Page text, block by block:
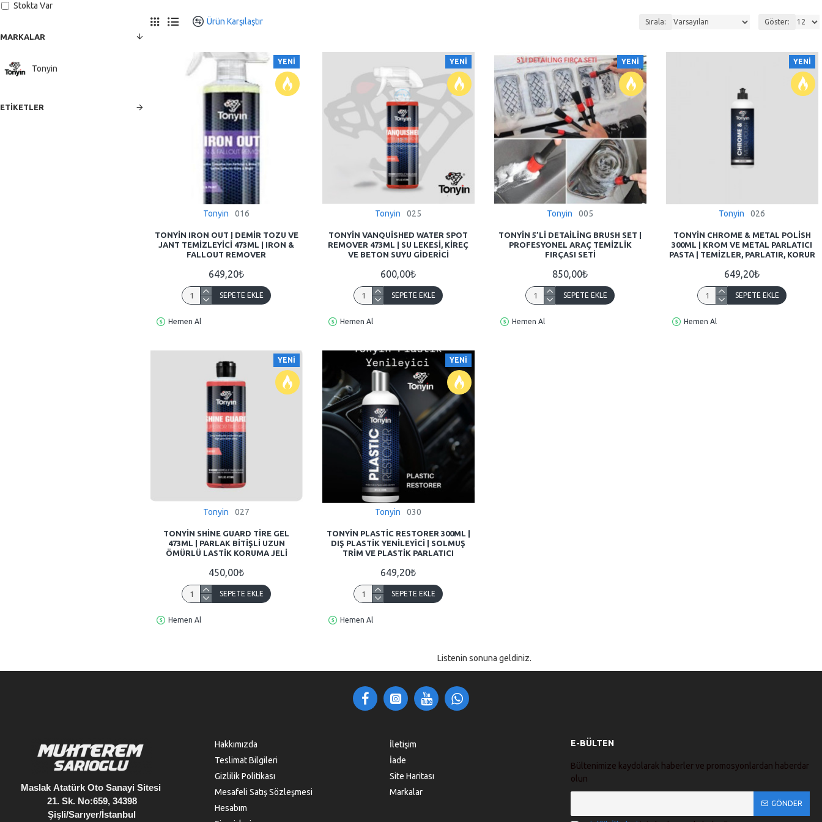
MARKALAR
Tonyin
ETIKETLER
Stokta Var
Ürün Karşılaştır Sırala: Göster:
YENI
Tonyin 016
TONYIN IRON OUT | DEMIR TOZU VE
JANT TEMIZLEYICI 473ML | IRON &
FALLOUT REMOVER
649,20₺
SEPETE EKLE
Hemen Al
YENI
Tonyin 025
TONYIN VANQUISHED WATER SPOT
REMOVER 473ML | SU LEKESI, KIREÇ
VE BETON SUYU GIDERICI
600,00₺
SEPETE EKLE
Hemen Al
YENI
Tonyin 005
TONYIN 5’LI DETAILING BRUSH SET |
PROFESYONEL ARAÇ TEMIZLIK
FIRÇASI SETI
850,00₺
SEPETE EKLE
Hemen Al
YENI
Tonyin 026
TONYIN CHROME & METAL POLISH
300ML | KROM VE METAL PARLATICI
PASTA | TEMIZLER, PARLATIR, KORUR
649,20₺
SEPETE EKLE
Hemen Al
YENI
Tonyin 027
TONYIN SHINE GUARD TIRE GEL
473ML | PARLAK BITIŞLI UZUN
ÖMÜRLÜ LASTIK KORUMA JELI
450,00₺
SEPETE EKLE
Hemen Al
YENI
Tonyin 030
TONYIN PLASTIC RESTORER 300ML |
DIŞ PLASTIK YENILEYICI | SOLMUŞ
TRIM VE PLASTIK PARLATICI
649,20₺
SEPETE EKLE
Hemen Al
Listenin sonuna geldiniz.
Maslak Atatürk Oto Sanayi Sitesi
21. Sk. No:659, 34398
Şişli/Sarıyer/İstanbul
Hakkımızda
Teslimat Bilgileri
Gizlilik Politikası
Mesafeli Satış Sözleşmesi
Hesabım
İletişim
İade
Site Haritası
Markalar
E-BÜLTEN
Bültenimize kaydolarak haberler ve promosyonlardan haberdar
olun
GÖNDER